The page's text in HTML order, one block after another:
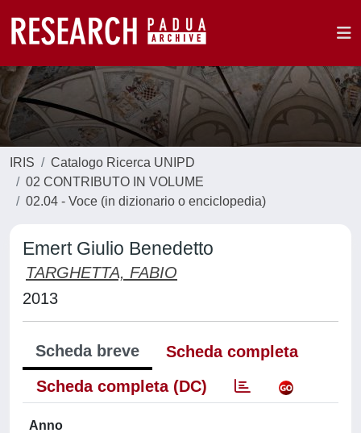
IRIS
Catalogo Ricerca UNIPD
02 CONTRIBUTO IN VOLUME
02.04 - Voce (in dizionario o enciclopedia)
Emert Giulio Benedetto
TARGHETTA, FABIO
2013
Scheda breve
Scheda completa
Scheda completa (DC)
Anno